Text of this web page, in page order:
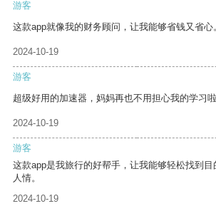
游客
这款app就像我的财务顾问，让我能够省钱又省心
2024-10-19
游客
超级好用的加速器，妈妈再也不用担心我的学习啦
2024-10-19
游客
这款app是我旅行的好帮手，让我能够轻松找到
人情。
2024-10-19